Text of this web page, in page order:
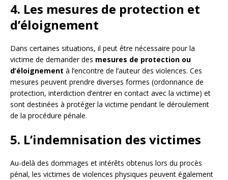
4. Les mesures de protection et
d’éloignement
Dans certaines situations, il peut être nécessaire pour la
victime de demander des mesures de protection ou
d’éloignement à l’encontre de l’auteur des violences. Ces
mesures peuvent prendre diverses formes (ordonnance de
protection, interdiction d’entrer en contact avec la victime) et
sont destinées à protéger la victime pendant le déroulement
de la procédure pénale.
5. L’indemnisation des victimes
Au-delà des dommages et intérêts obtenus lors du procès
pénal, les victimes de violences physiques peuvent également